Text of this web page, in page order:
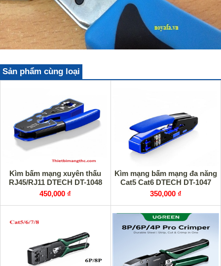
Sản phẩm cùng loại
Kìm bấm mạng xuyên thấu
RJ45/RJ11 DTECH DT-1048
450,000 ₫
Kìm mạng bấm mạng đa năng
Cat5 Cat6 DTECH DT-1047
350,000 ₫